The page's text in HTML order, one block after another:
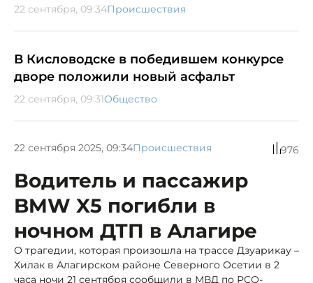
22 сентября, 09:34Происшествия
В Кисловодске в победившем конкурсе
дворе положили новый асфальт
22 сентября, 09:31Общество
22 сентября 2025, 09:34Происшествия 976
Водитель и пассажир
BMW X5 погибли в
ночном ДТП в Алагире
О трагедии, которая произошла на трассе Дзуарикау –
Хилак в Алагирском районе Северного Осетии в 2
часа ночи 21 сентября сообщили в МВД по РСО-